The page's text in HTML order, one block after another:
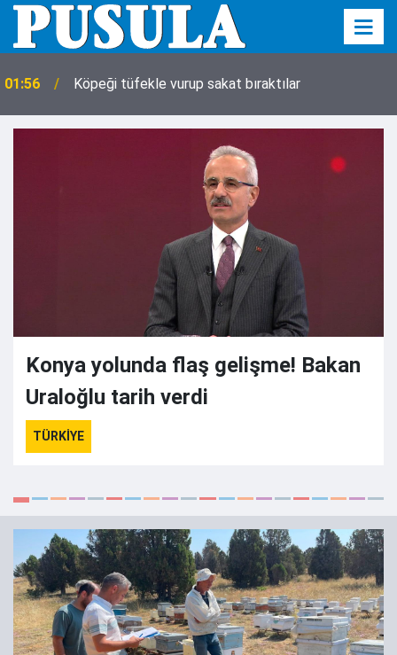
01:56 Köpeği tüfekle vurup sakat bıraktılar
Konya yolunda flaş gelişme! Bakan
Uraloğlu tarih verdi
TÜRKİYE